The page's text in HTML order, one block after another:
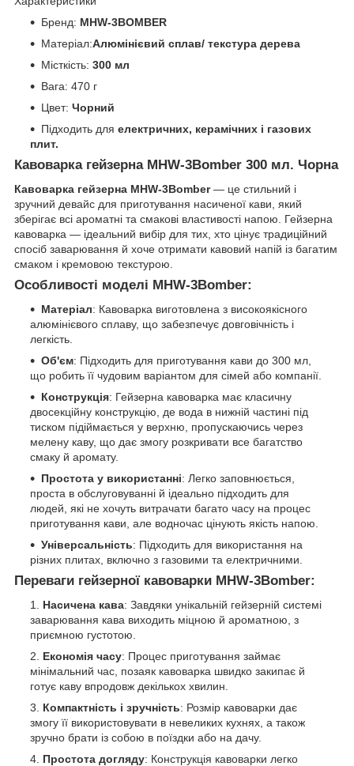
Бренд: MHW-3BOMBER
Матеріал:Алюмінієвий сплав/ текстура дерева
Місткість: 300 мл
Вага: 470 г
Цвет: Чорний
Підходить для електричних, керамічних і газових
плит.
Кавоварка гейзерна MHW-3Bomber 300 мл. Чорна
Кавоварка гейзерна MHW-3Bomber— це стильний і
зручний девайс для приготування насиченої кави, який
зберігає всі ароматні та смакові властивості напою. Гейзерна
кавоварка — ідеальний вибір для тих, хто цінує традиційний
спосіб заварювання й хоче отримати кавовий напій із багатим
смаком і кремовою текстурою.
Особливості моделі MHW-3Bomber:
Матеріал: Кавоварка виготовлена з високоякісного
алюмінієвого сплаву, що забезпечує довговічність і
легкість.
Об'єм: Підходить для приготування кави до 300 мл,
що робить її чудовим варіантом для сімей або компанії.
Конструкція: Гейзерна кавоварка має класичну
двосекційну конструкцію, де вода в нижній частині під
тиском підіймається у верхню, пропускаючись через
мелену каву, що дає змогу розкривати все багатство
смаку й аромату.
Простота у використанні: Легко заповнюється,
проста в обслуговуванні й ідеально підходить для
людей, які не хочуть витрачати багато часу на процес
приготування кави, але водночас цінують якість напою.
Універсальність: Підходить для використання на
різних плитах, включно з газовими та електричними.
Переваги гейзерної кавоварки MHW-3Bomber:
Насичена кава: Завдяки унікальній гейзерній системі
заварювання кава виходить міцною й ароматною, з
приємною густотою.
Економія часу: Процес приготування займає
мінімальний час, позаяк кавоварка швидко закипає й
готує каву впродовж декількох хвилин.
Компактність і зручність: Розмір кавоварки дає
змогу її використовувати в невеликих кухнях, а також
зручно брати із собою в поїздки або на дачу.
Простота догляду: Конструкція кавоварки легко